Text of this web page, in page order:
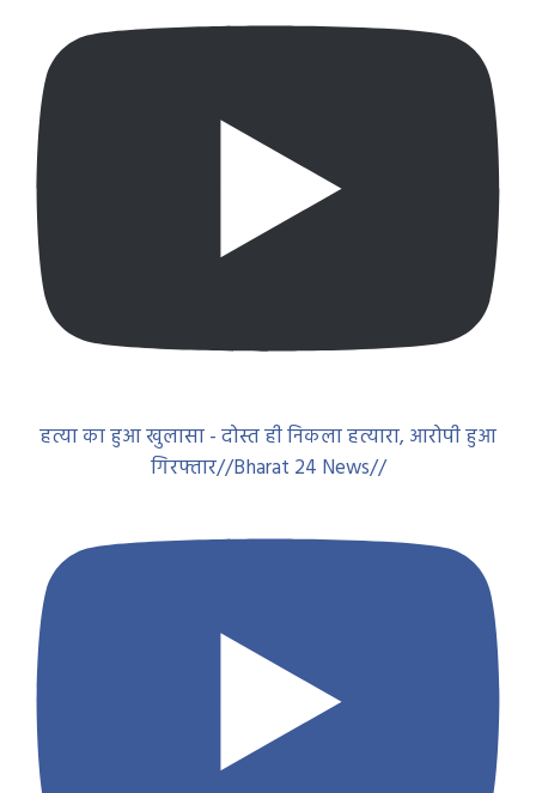
हत्या का हुआ खुलासा - दोस्त ही निकला हत्यारा, आरोपी हुआ
गिरफ्तार//Bharat 24 News//